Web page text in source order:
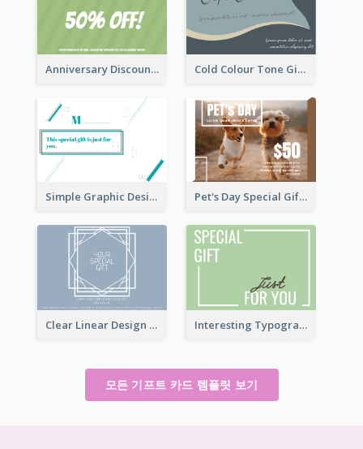
Anniversary Discount Gift Card Cold Colour Tone Gift Card
Simple Graphic Design Gift Card Pet's Day Special Gift Card
Clear Linear Design Gift Card Interesting Typography Gift Card For You
모든 기프트 카드 템플릿 보기